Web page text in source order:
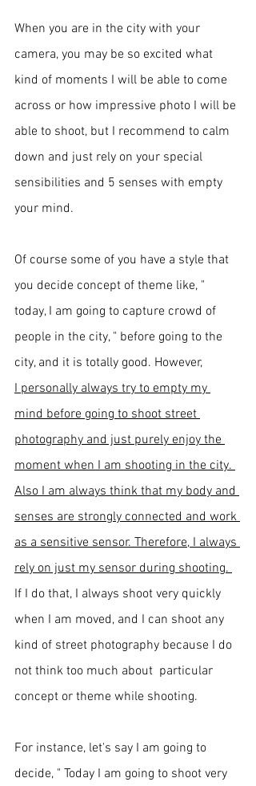
When you are in the city with your
camera, you may be so excited what
kind of moments I will be able to come
across or how impressive photo I will be
able to shoot, but I recommend to calm
down and just rely on your special
sensibilities and 5 senses with empty
your mind.
Of course some of you have a style that
you decide concept of theme like, "
today, I am going to capture crowd of
people in the city, " before going to the
city, and it is totally good. However,
I personally always try to empty my
mind before going to shoot street
photography and just purely enjoy the
moment when I am shooting in the city.
Also I am always think that my body and
senses are strongly connected and work
as a sensitive sensor. Therefore, I always
rely on just my sensor during shooting.
If I do that, I always shoot very quickly
when I am moved, and I can shoot any
kind of street photography because I do
not think too much about  particular
concept or theme while shooting.
For instance, let's say I am going to
decide, " Today I am going to shoot very